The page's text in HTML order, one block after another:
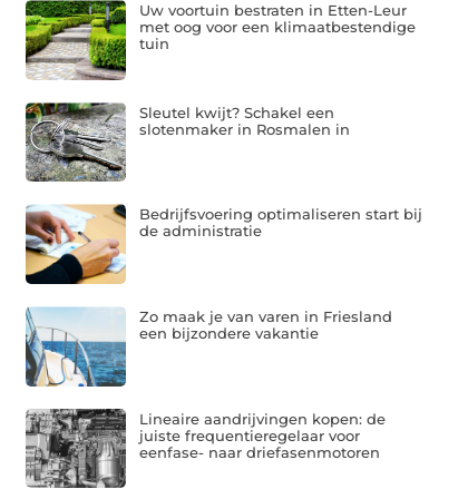
Uw voortuin bestraten in Etten-Leur
met oog voor een klimaatbestendige
tuin
Sleutel kwijt? Schakel een
slotenmaker in Rosmalen in
Bedrijfsvoering optimaliseren start bij
de administratie
Zo maak je van varen in Friesland
een bijzondere vakantie
Lineaire aandrijvingen kopen: de
juiste frequentieregelaar voor
eenfase- naar driefasenmotoren